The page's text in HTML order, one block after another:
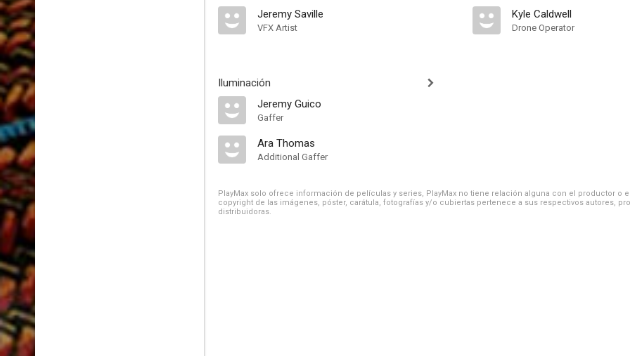
Jeremy Saville
VFX Artist
Iluminación
Jeremy Guico
Gaffer
Ara Thomas
Additional Gaffer
Kyle Caldwell
Drone Operator
PlayMax solo ofrece información de películas y series, PlayMax no tiene relación alguna con el productor o
copyright de las imágenes, póster, carátula, fotografías y/o cubiertas pertenece a sus respectivos autores,
distribuidoras.